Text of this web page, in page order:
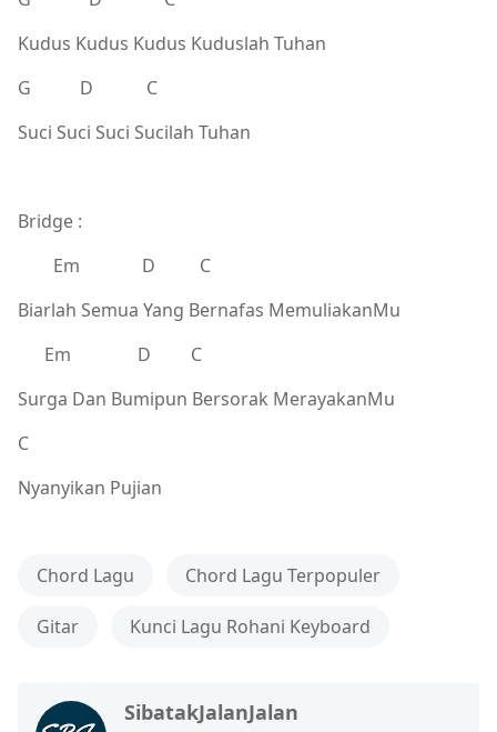
Kudus Kudus Kudus Kuduslah Tuhan
G D C
Suci Suci Suci Sucilah Tuhan
Bridge :
Em D C
Biarlah Semua Yang Bernafas MemuliakanMu
Em D C
Surga Dan Bumipun Bersorak MerayakanMu
C
Nyanyikan Pujian
Chord Lagu Chord Lagu Terpopuler
Gitar Kunci Lagu Rohani Keyboard
SibatakJalanJalan